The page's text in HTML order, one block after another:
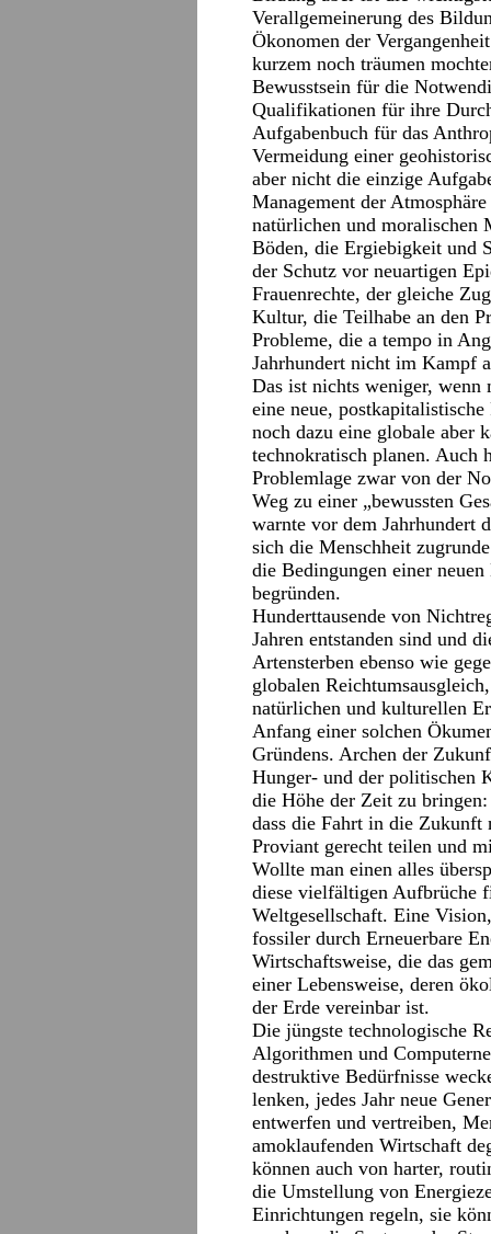
Verallgemeinerung des
Ökonomen der
kurzem noch träumen
Bewusstsein für die
Qualifikationen für ihre
Aufgabenbuch für das
Vermeidung einer
aber nicht die einzige
Management der
natürlichen und moralischen
Böden, die Ergiebigkeit und
der Schutz vor neuartigen
Frauenrechte, der gleiche
Kultur, die Teilhabe an den
Probleme, die a tempo in
Jahrhundert nicht im Kampf
Das ist nichts weniger, wenn
eine neue,
noch dazu eine globale aber
technokratisch planen. Auch
Problemlage zwar von der
Weg zu einer „bewussten
warnte vor dem Jahrhundert
sich die Menschheit
die Bedingungen einer
begründen.
Hunderttausende von
Jahren entstanden sind und
Artensterben ebenso wie
globalen
natürlichen und kulturellen
Anfang einer solchen
Gründens. Archen der
Hunger- und der politischen
die Höhe der Zeit zu
dass die Fahrt in die Zukunft
Proviant gerecht teilen und
Wollte man einen alles
diese vielfältigen Aufbrüche
Weltgesellschaft. Eine
fossiler durch Erneuerbare
Wirtschaftsweise, die das
einer Lebensweise, deren
der Erde vereinbar ist.
Die jüngste technologische
Algorithmen und
destruktive Bedürfnisse
lenken, jedes Jahr neue
entwerfen und vertreiben,
amoklaufenden Wirtschaft
können auch von harter,
die Umstellung von
Einrichtungen regeln, sie